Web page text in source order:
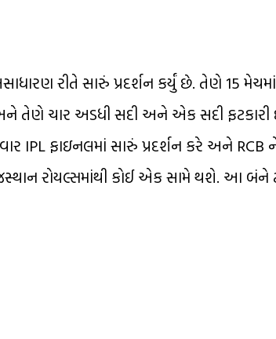
રીતે સારું પ્રદર્શન કર્યું છે. તેણે 15
અને તેણે ચાર અડધી સદી અને એક સદી
IPL ફાઇનલમાં સારું પ્રદર્શન કરે અને
રોયલ્સમાંથી કોઈ એક સામે થશે. આ બંને